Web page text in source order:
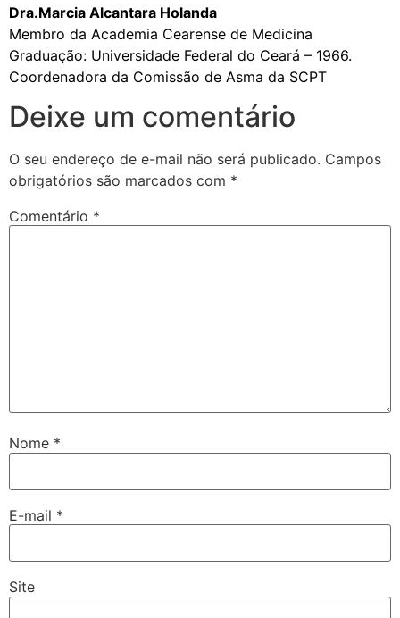
Dra.Marcia Alcantara Holanda
Membro da Academia Cearense de Medicina
Graduação: Universidade Federal do Ceará – 1966.
Coordenadora da Comissão de Asma da SCPT
Deixe um comentário
O seu endereço de e-mail não será publicado. Campos
obrigatórios são marcados com *
Comentário *
Nome *
E-mail *
Site